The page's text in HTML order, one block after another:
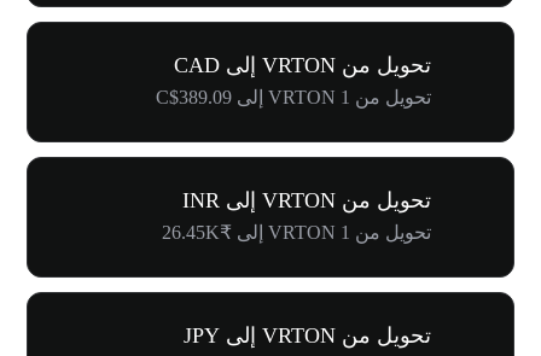
تحويل من VRTON إلى CAD
تحويل من 1 VRTON إلى C$389.09
تحويل من VRTON إلى INR
تحويل من 1 VRTON إلى ₹26.45K
تحويل من VRTON إلى JPY